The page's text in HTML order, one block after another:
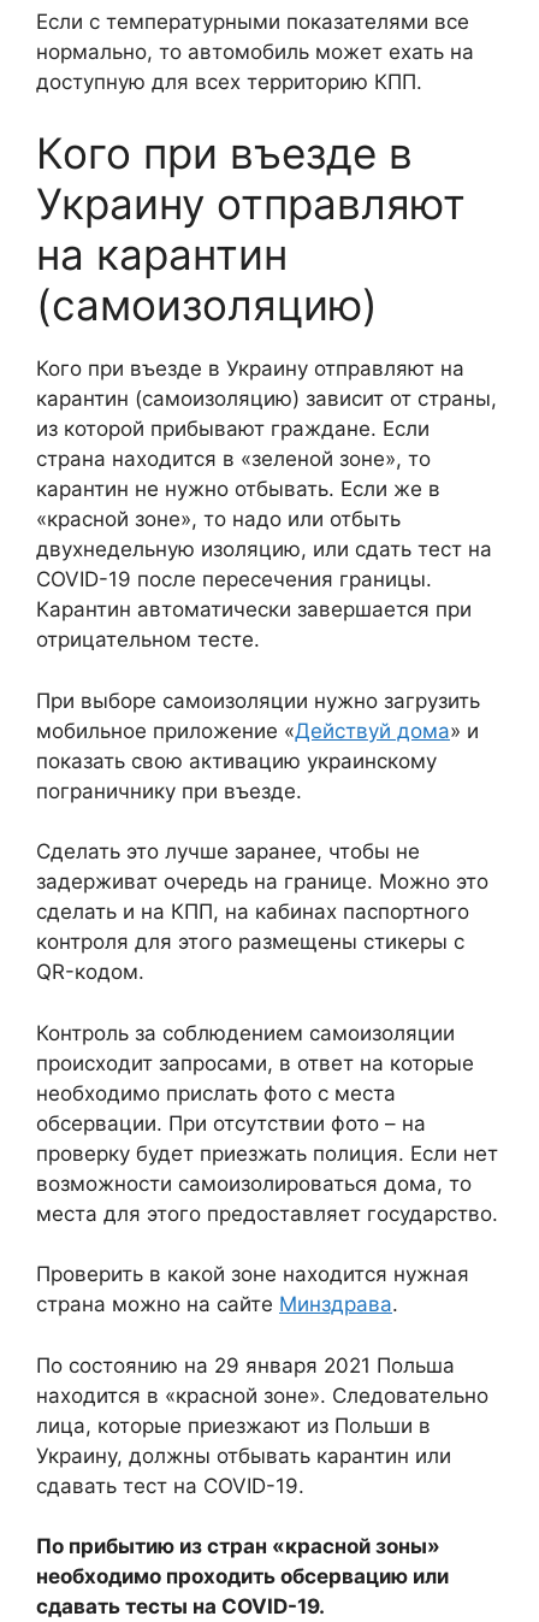
Если с температурными показателями все
нормально, то автомобиль может ехать на
доступную для всех территорию КПП.
Кого при въезде в
Украину отправляют
на карантин
(самоизоляцию)
Кого при въезде в Украину отправляют на
карантин (самоизоляцию) зависит от страны,
из которой прибывают граждане. Если
страна находится в «зеленой зоне», то
карантин не нужно отбывать. Если же в
«красной зоне», то надо или отбыть
двухнедельную изоляцию, или сдать тест на
COVID-19 после пересечения границы.
Карантин автоматически завершается при
отрицательном тесте.
При выборе самоизоляции нужно загрузить
мобильное приложение «Действуй дома» и
показать свою активацию украинскому
пограничнику при въезде.
Сделать это лучше заранее, чтобы не
задерживат очередь на границе. Можно это
сделать и на КПП, на кабинах паспортного
контроля для этого размещены стикеры с
QR-кодом.
Контроль за соблюдением самоизоляции
происходит запросами, в ответ на которые
необходимо прислать фото с места
обсервации. При отсутствии фото – на
проверку будет приезжать полиция. Если нет
возможности самоизолироваться дома, то
места для этого предоставляет государство.
Проверить в какой зоне находится нужная
страна можно на сайте Минздрава.
По состоянию на 29 января 2021 Польша
находится в «красной зоне». Следовательно
лица, которые приезжают из Польши в
Украину, должны отбывать карантин или
сдавать тест на COVID-19.
По прибытию из стран «красной зоны»
необходимо проходить обсервацию или
сдавать тесты на COVID-19.